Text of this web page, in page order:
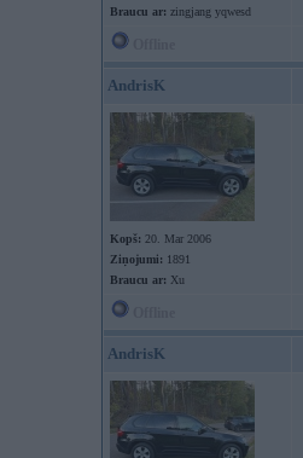
Braucu ar: zingjang yqwesd
AndrisK
Kopš: 20. Mar 2006
Ziņojumi: 1891
Braucu ar: Xu
AndrisK